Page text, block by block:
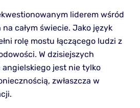
liderem wśród
całym świecie. Jako język
rolę mostu łączącego ludzi z
W dzisiejszych
jest nie tylko
zwłaszcza w